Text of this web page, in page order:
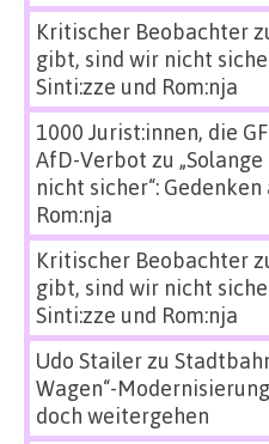
Kritischer Beobachter
gibt, sind wir nicht
Sinti:zze und Rom:nja
1000 Jurist:innen, die
AfD-Verbot zu
nicht sicher“:
Rom:nja
Kritischer Beobachter
gibt, sind wir nicht
Sinti:zze und Rom:nja
Udo Stailerzu
Wagen“-
doch weitergehen